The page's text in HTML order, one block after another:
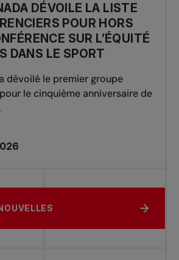
DÉVOILE LA LISTE
POUR HORS
SUR L’ÉQUITÉ
DANS LE SPORT
dévoilé le premier groupe
le cinquième anniversaire de